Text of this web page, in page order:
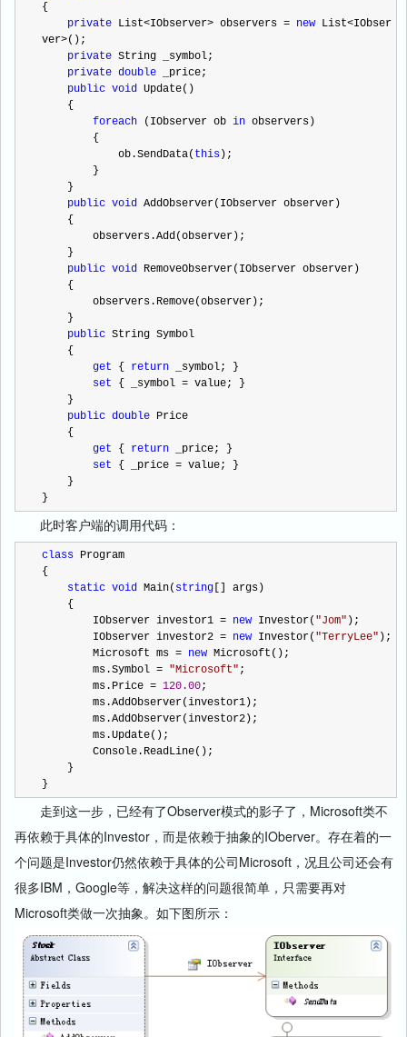
{
private List<IObserver> observers = new List<IObser
ver>();
private String _symbol;
private double _price;
public void Update()
    {
foreach (IObserver ob in observers)
        {
            ob.SendData(
this );
        }
    }
public void AddObserver(IObserver observer)
    {
        observers.Add(observer);
    }
public void RemoveObserver(IObserver observer)
    {
        observers.Remove(observer);
    }
public String Symbol
    {
get { return _symbol; }
set { _symbol = value; }
    }
public double Price
    {
get { return _price; }
set { _price = value; }
    }
}
此时客户端的调用代码：
class Program
{
static void Main( string [] args)
    {
        IObserver investor1
= new Investor( "Jom" );
        IObserver investor2
= new Investor( "TerryLee" );
        Microsoft ms
= new Microsoft();
        ms.Symbol
= "Microsoft" ;
        ms.Price
= 120.00;
        ms.AddObserver(investor1);
        ms.AddObserver(investor2);
        ms.Update();
        Console.ReadLine();
    }
}
走到这一步，已经有了Observer模式的影子了，Microsoft类不
再依赖于具体的Investor，而是依赖于抽象的IOberver。存在着的一
个问题是Investor仍然依赖于具体的公司Microsoft，况且公司还会有
很多IBM，Google等，解决这样的问题很简单，只需要再对
Microsoft类做一次抽象。如下图所示：